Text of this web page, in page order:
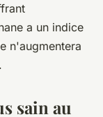
a un indice
n'augmentera
sain au